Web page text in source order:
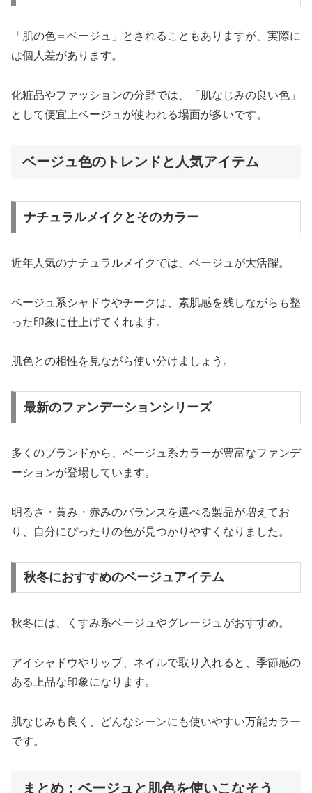
「肌の色＝ベージュ」とされることもありますが、実際に
は個人差があります。
化粧品やファッションの分野では、「肌なじみの良い色」
として便宜上ベージュが使われる場面が多いです。
ベージュ色のトレンドと人気アイテム
ナチュラルメイクとそのカラー
近年人気のナチュラルメイクでは、ベージュが大活躍。
ベージュ系シャドウやチークは、素肌感を残しながらも整
った印象に仕上げてくれます。
肌色との相性を見ながら使い分けましょう。
最新のファンデーションシリーズ
多くのブランドから、ベージュ系カラーが豊富なファンデ
ーションが登場しています。
明るさ・黄み・赤みのバランスを選べる製品が増えてお
り、自分にぴったりの色が見つかりやすくなりました。
秋冬におすすめのベージュアイテム
秋冬には、くすみ系ベージュやグレージュがおすすめ。
アイシャドウやリップ、ネイルで取り入れると、季節感の
ある上品な印象になります。
肌なじみも良く、どんなシーンにも使いやすい万能カラー
です。
まとめ：ベージュと肌色を使いこなそう